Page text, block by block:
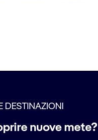
DESTINAZIONI
nuove mete?